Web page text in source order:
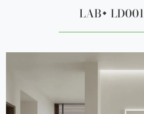
LAB+ LD001